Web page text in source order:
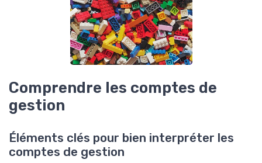
Comprendre les comptes de
gestion
Éléments clés pour bien interpréter les
comptes de gestion